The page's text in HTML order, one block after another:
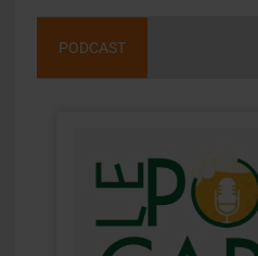
PODCAST